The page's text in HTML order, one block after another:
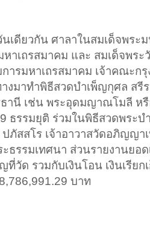
นเดียวกัน ศาลาในสมเด็จพร
หาเถรสมาคม และ สมเด็จพ
ารมหาเถรสมาคม เจ้าคณะก
างมาทำพิธีสวดบำเพ็ญกุศล ส
านี เช่น พระอุดมญาณโมลี ห
ธรรมยุติ ร่วมในพิธีสวดพระ
ปภัสสโร เจ้าอาวาสวัดอภิญญ
ธรรมเทศนา ส่วนรายงานย
ที่วัด รวมกับเงินโอน เงินเรีย
บาท